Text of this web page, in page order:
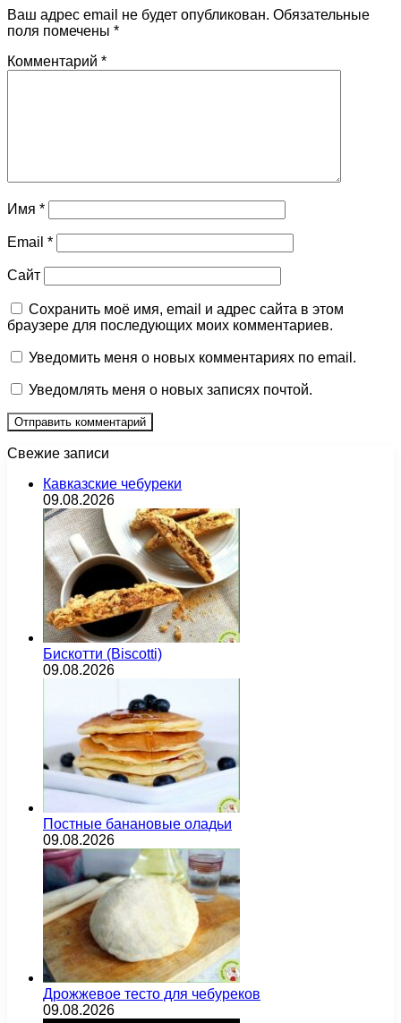
Ваш адрес email не будет опубликован. Обязательные
поля помечены *
Комментарий *
Имя *
Email *
Сайт
Сохранить моё имя, email и адрес сайта в этом
браузере для последующих моих комментариев.
Уведомить меня о новых комментариях по email.
Уведомлять меня о новых записях почтой.
Свежие записи
Кавказские чебуреки
09.08.2026
Бискотти (Biscotti)
09.08.2026
Постные банановые оладьи
09.08.2026
Дрожжевое тесто для чебуреков
09.08.2026